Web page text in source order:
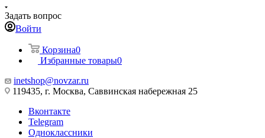
Задать вопрос
Войти
Корзина0
Избранные товары0
inetshop@novzar.ru
119435, г. Москва, Саввинская набережная 25
Вконтакте
Telegram
Одноклассники